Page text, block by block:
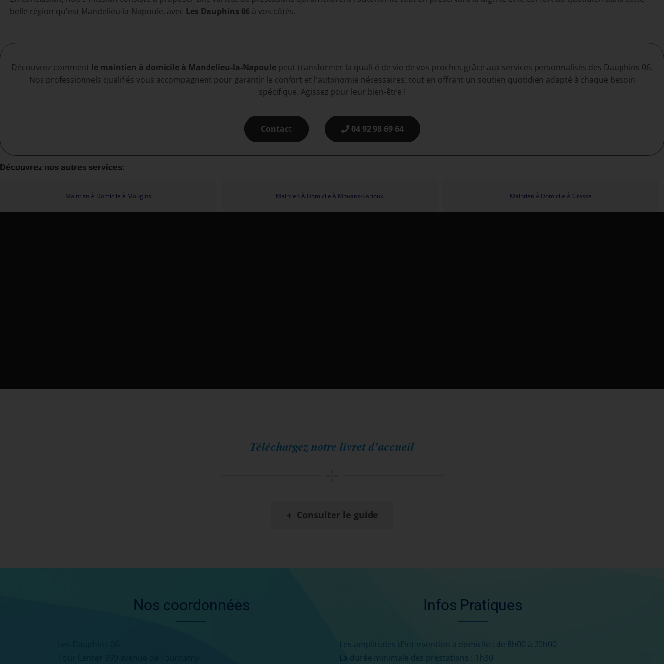
belle région qu'est Mandelieu-la-Napoule, avec Les Dauphins 06 à vos côtés.
Découvrez comment le maintien à domicile à Mandelieu-la-Napoule peut transformer la qualité de vie de vos proches grâce aux services personnalisés des Dauphins 06.
Nos professionnels qualifiés vous accompagnent pour garantir le confort et l'autonomie nécessaires, tout en offrant un soutien quotidien adapté à chaque besoin
spécifique. Agissez pour leur bien-être !
Contact 04 92 98 69 64
Découvrez nos autres services:
Maintien À Domicile À Mougins Maintien À Domicile À Mouans-Sartoux Maintien À Domicile À Grasse
Téléchargez notre livret d’accueil
+ Consulter le guide
Nos coordonnées Infos Pratiques
Les amplitudes d’intervention à domicile : de 8h00 à 20h00
La durée minimale des prestations : 1h30